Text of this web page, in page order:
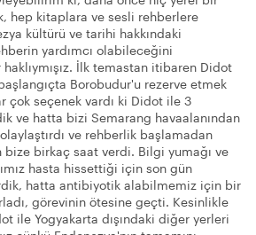
hep kitaplara ve sesli rehberlere
kültürü ve tarihi hakkındaki
yardımcı olabileceğini
İlk temastan itibaren Didot
Borobudur'u rezerve etmek
çok seçenek vardı ki Didot ile 3
ve hatta bizi Semarang havaalanından
ve rehberlik başlamadan
bize birkaç saat verdi. Bilgi yumağı ve
hasta hissettiği için son gün
hatta antibiyotik alabilmemiz için bir
görevinin ötesine geçti. Kesinlikle
ile Yogyakarta dışındaki diğer yerleri